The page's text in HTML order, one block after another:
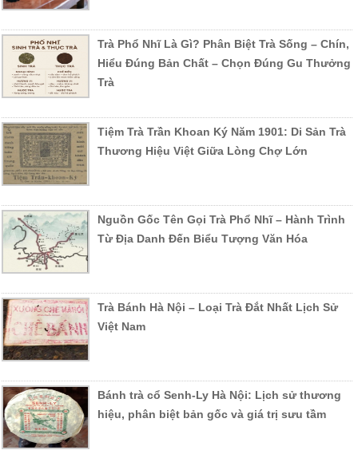
Trà Phổ Nhĩ Là Gì? Phân Biệt Trà Sống – Chín,
Hiểu Đúng Bản Chất – Chọn Đúng Gu Thưởng
Trà
Tiệm Trà Trần Khoan Ký Năm 1901: Di Sản Trà
Thương Hiệu Việt Giữa Lòng Chợ Lớn
Nguồn Gốc Tên Gọi Trà Phổ Nhĩ – Hành Trình
Từ Địa Danh Đến Biểu Tượng Văn Hóa
Trà Bánh Hà Nội – Loại Trà Đắt Nhất Lịch Sử
Việt Nam
Bánh trà cổ Senh-Ly Hà Nội: Lịch sử thương
hiệu, phân biệt bản gốc và giá trị sưu tầm